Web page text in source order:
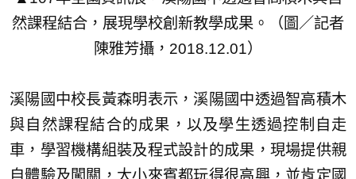
然課程結合，展現學校創新教學成果。（圖／記者
陳雅芳攝，2018.12.01）
溪陽國中校長黃森明表示，溪陽國中透過智高積木
與自然課程結合的成果，以及學生透過控制自走
車，學習機構組裝及程式設計的成果，現場提供親